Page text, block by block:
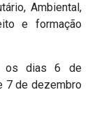
Ambiental,
e formação
os dias 6 de
7 de dezembro